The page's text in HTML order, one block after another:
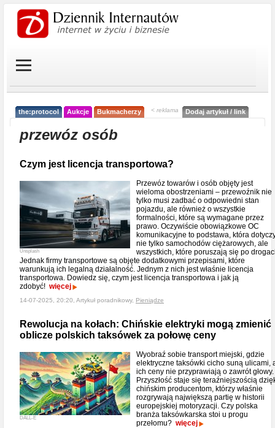
the:protocol Aukcje Bukmacherzy < reklama Dodaj artykuł / link
przewóz osób
Czym jest licencja transportowa?
Unsplash
Przewóz towarów i osób objęty jest
wieloma obostrzeniami – przewoźnik nie
tylko musi zadbać o odpowiedni stan
pojazdu, ale również o wszystkie
formalności, które są wymagane przez
prawo. Oczywiście obowiązkowe OC
komunikacyjne to podstawa, która
nie tylko samochodów ciężarowych, ale
wszystkich, które poruszają się po
Jednak firmy transportowe są objęte dodatkowymi przepisami, które
warunkują ich legalną działalność. Jednym z nich jest właśnie licencja
transportowa. Dowiedz się, czym jest licencja transportowa i jak ją
zdobyć! więcej
14-07-2025, 20:20, Artykuł poradnikowy, Pieniądze
Rewolucja na kołach: Chińskie elektryki mogą zmienić
oblicze polskich taksówek za połowę ceny
DALL-E
Wyobraź sobie transport miejski, gdzie
elektryczne taksówki cicho suną ulicami,
ich ceny nie przyprawiają o zawrót głowy.
Przyszłość staje się teraźniejszością
chińskim producentom, którzy właśnie
rozgrywają największą partię w historii
europejskiej motoryzacji. Czy polska
branża taksówkarska stoi u progu
przełomu? więcej